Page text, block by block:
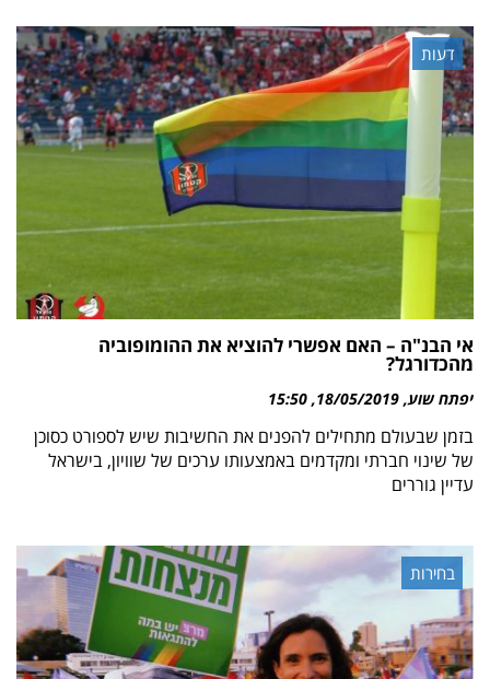
דעות
אי הבנ"ה – האם אפשרי להוציא את ההומופוביה
מהכדורגל?
יפתח שוע 18/05/2019
15:50
בזמן שבעולם מתחילים להפנים את החשיבות שיש לספורט כסוכן
של שינוי חברתי ומקדמים באמצעותו ערכים של שוויון, בישראל
עדיין גוררים
בחירות